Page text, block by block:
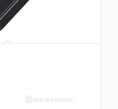
Voir les détails